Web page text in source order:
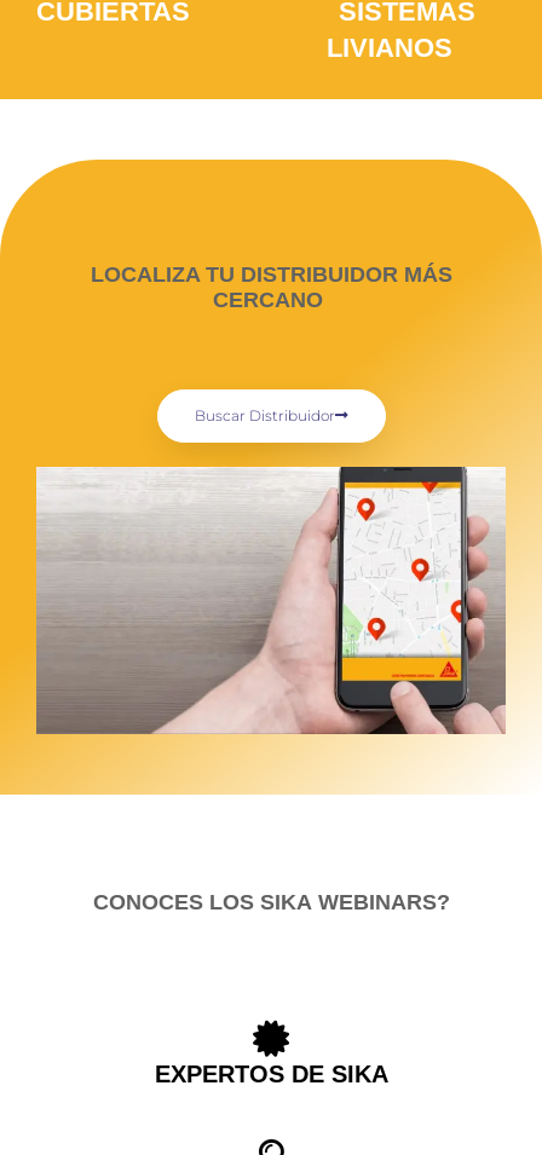
CUBIERTAS
SISTEMAS
LIVIANOS
LOCALIZA TU DISTRIBUIDOR MÁS
CERCANO
Buscar Distribuidor
CONOCES LOS SIKA WEBINARS?
EXPERTOS DE SIKA